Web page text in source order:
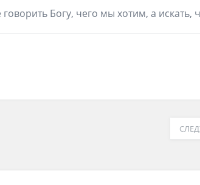
Богу, чего мы хотим, а искать,